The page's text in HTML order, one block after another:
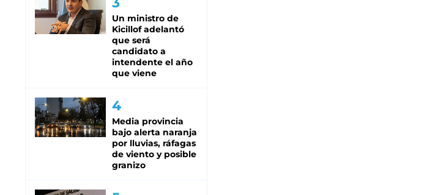
Un ministro de
Kicillof adelantó
que será
candidato a
intendente el año
que viene
Media provincia
bajo alerta naranja
por lluvias, ráfagas
de viento y posible
granizo